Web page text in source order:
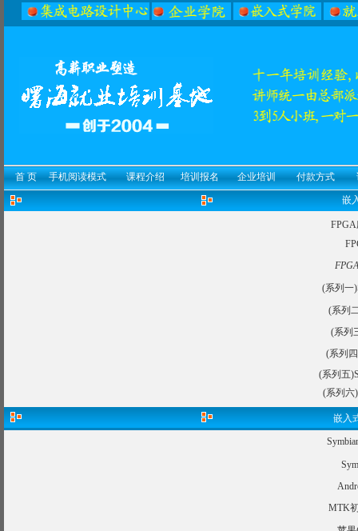
首 页 手机阅读模式 课程介绍 培训报名 企业培训 付款方式
嵌
(系列一
(系列
(系列
(系列
(系列五
(系列六
嵌入
MTK